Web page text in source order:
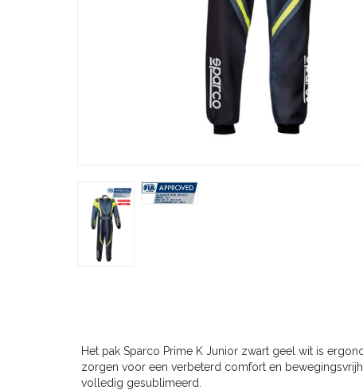
Het pak Sparco Prime K Junior zwart geel wit is
zorgen voor een verbeterd comfort en
volledig gesublimeerd.